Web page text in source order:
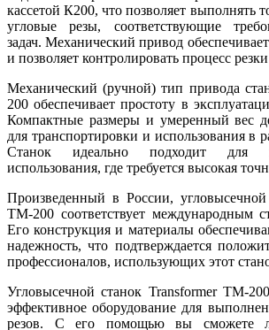
кассетой К200, что позволяет выполнять
угловые резы, соответствующие
задач. Механический привод
и позволяет контролировать процесс
Механический (ручной) тип привода
200 обеспечивает простоту в
Компактные размеры и умеренный вес
для транспортировки и использования в
Станок идеально подходит для
использования, где требуется высокая
Произведенный в России, угловысечной
TM-200 соответствует международным
Его конструкция и материалы
надежность, что подтверждается
профессионалов, использующих этот
Угловысечной станок Transformer TM-
эффективное оборудование для
резов. С его помощью вы сможете